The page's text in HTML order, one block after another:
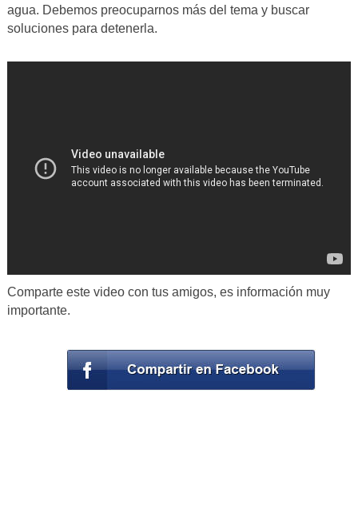
agua. Debemos preocuparnos más del tema y buscar
soluciones para detenerla.
Comparte este video con tus amigos, es información muy
importante.